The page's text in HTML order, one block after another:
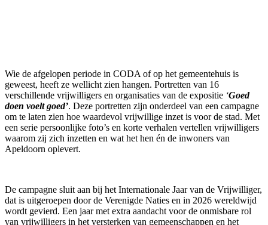
Wie de afgelopen periode in CODA of op het gemeentehuis is
geweest, heeft ze wellicht zien hangen. Portretten van 16
verschillende vrijwilligers en organisaties van de expositie ‘Goed
doen voelt goed’. Deze portretten zijn onderdeel van een campagne
om te laten zien hoe waardevol vrijwillige inzet is voor de stad. Met
een serie persoonlijke foto’s en korte verhalen vertellen vrijwilligers
waarom zij zich inzetten en wat het hen én de inwoners van
Apeldoorn oplevert.
De campagne sluit aan bij het Internationale Jaar van de Vrijwilliger,
dat is uitgeroepen door de Verenigde Naties en in 2026 wereldwijd
wordt gevierd. Een jaar met extra aandacht voor de onmisbare rol
van vrijwilligers in het versterken van gemeenschappen en het